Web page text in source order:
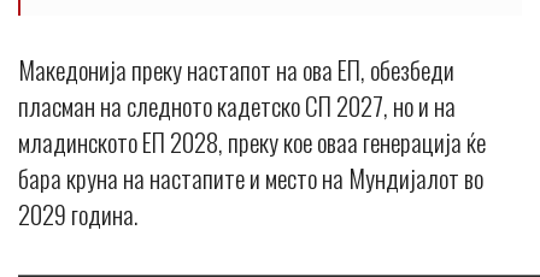
Македонија преку настапот на ова ЕП, обезбеди
пласман на следното кадетско СП 2027, но и на
младинското ЕП 2028, преку кое оваа генерација ќе
бара круна на настапите и место на Мундијалот во
2029 година.